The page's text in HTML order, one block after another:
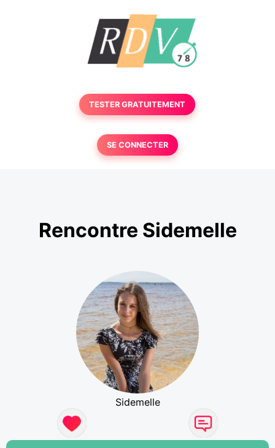
TESTER GRATUITEMENT
SE CONNECTER
Rencontre Sidemelle
Sidemelle